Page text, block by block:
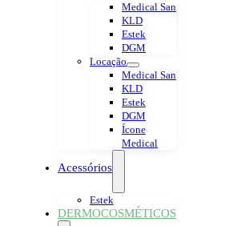
Medical San
KLD
Estek
DGM
Locação
Medical San
KLD
Estek
DGM
Ícone
Medical
Acessórios
Estek
DERMOCOSMÉTICOS